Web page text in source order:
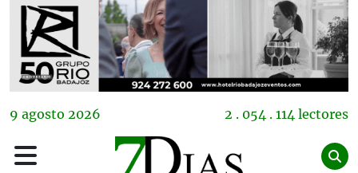
9 agosto 2026 2 . 054 . 114 lectores